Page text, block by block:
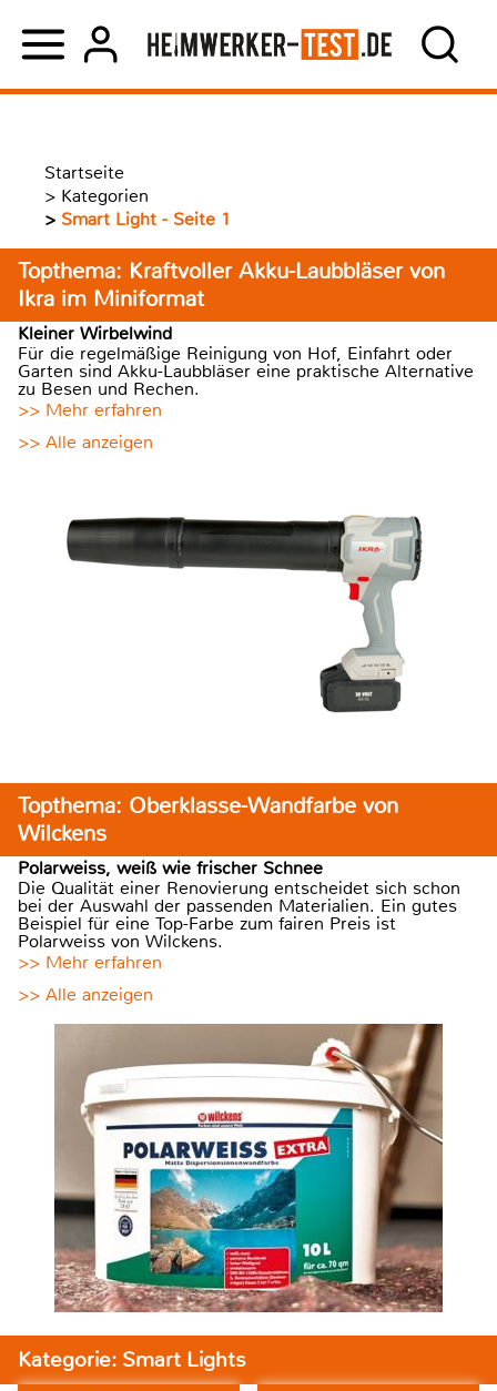
Startseite
> Kategorien
> Smart Light - Seite 1
Topthema: Kraftvoller Akku-Laubbläser von
Ikra im Miniformat
Kleiner Wirbelwind
Für die regelmäßige Reinigung von Hof, Einfahrt oder
Garten sind Akku-Laubbläser eine praktische Alternative
zu Besen und Rechen.
>> Mehr erfahren
>> Alle anzeigen
Topthema: Oberklasse-Wandfarbe von
Wilckens
Polarweiss, weiß wie frischer Schnee
Die Qualität einer Renovierung entscheidet sich schon
bei der Auswahl der passenden Materialien. Ein gutes
Beispiel für eine Top-Farbe zum fairen Preis ist
Polarweiss von Wilckens.
>> Mehr erfahren
>> Alle anzeigen
Kategorie: Smart Lights